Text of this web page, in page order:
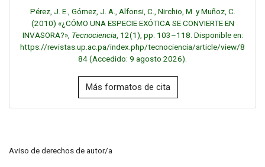
Pérez, J. E., Gómez, J. A., Alfonsi, C., Nirchio, M. y Muñoz, C.
(2010) «¿CÓMO UNA ESPECIE EXÓTICA SE CONVIERTE EN
INVASORA?», Tecnociencia, 12(1), pp. 103–118. Disponible en:
https://revistas.up.ac.pa/index.php/tecnociencia/article/view/8
84 (Accedido: 9 agosto 2026).
Más formatos de cita
Aviso de derechos de autor/a